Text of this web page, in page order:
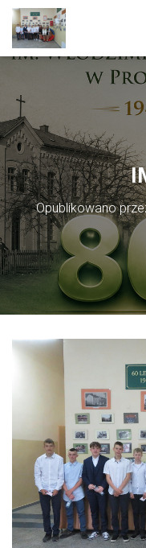
Opublikowano